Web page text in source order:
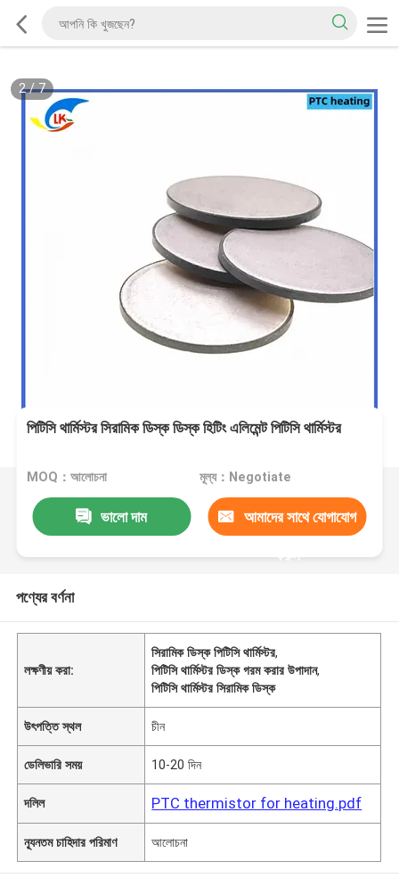
2/7
পিটিসি থার্মিস্টর সিরামিক ডিস্ক ডিস্ক হিটিং এলিমেন্ট পিটিসি থার্মিস্টর
MOQ：আলোচনা মূল্য：Negotiate
ভালো দাম আমাদের সাথে যোগাযোগ
করুন
পণ্যের বর্ণনা
লক্ষণীয় করা:
সিরামিক ডিস্ক পিটিসি থার্মিস্টর,
পিটিসি থার্মিস্টর ডিস্ক গরম করার উপাদান,
পিটিসি থার্মিস্টর সিরামিক ডিস্ক
উৎপত্তি স্থল চীন
ডেলিভারি সময় 10-20 দিন
দলিল PTC thermistor for heating.pdf
ন্যূনতম চাহিদার পরিমাণ আলোচনা